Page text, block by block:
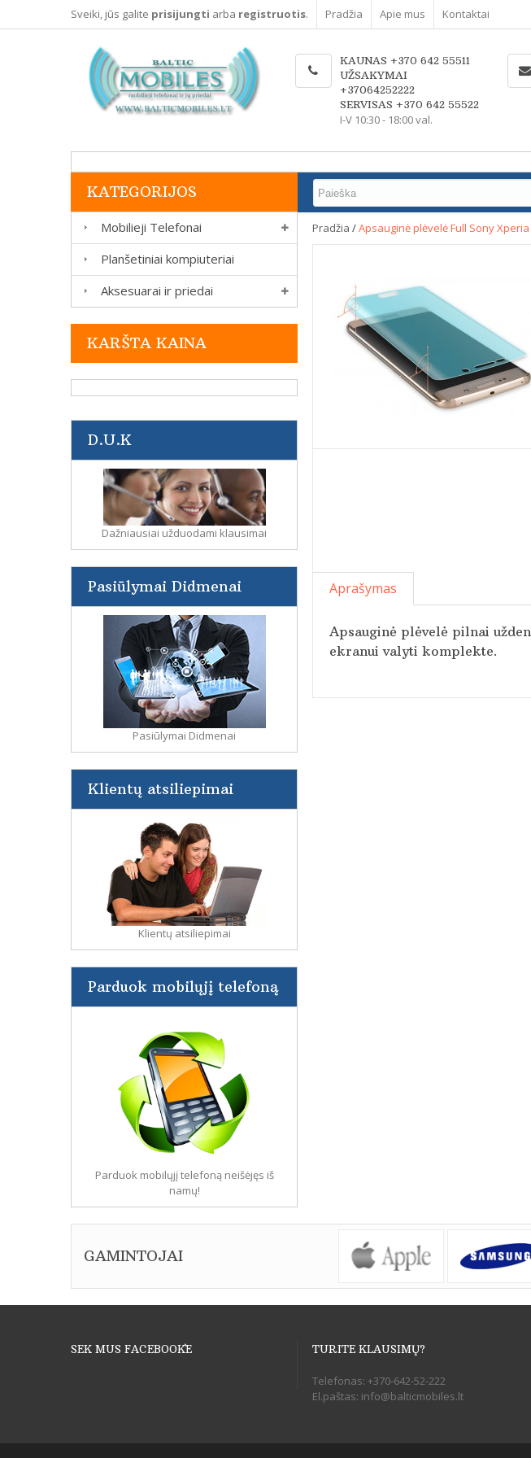
Sveiki, jūs galite prisijungti arba registruotis. Pradžia Apie mus Kontaktai
KAUNAS +370 642 55511
UŽSAKYMAI
+37064252222
SERVISAS +370 642 55522
I-V 10:30 - 18:00 val.
KATEGORIJOS
Mobilieji Telefonai
Planšetiniai kompiuteriai
Aksesuarai ir priedai
KARŠTA KAINA
D.U.K
Dažniausiai užduodami klausimai
Pasiūlymai Didmenai
Pasiūlymai Didmenai
Klientų atsiliepimai
Klientų atsiliepimai
Parduok mobilųjį telefoną
Parduok mobilųjį telefoną neišėjęs iš
namų!
Pradžia /Apsauginė plėvelė Full Sony Xperia
Aprašymas
Apsauginė plėvelė pilnai
ekranui valyti komplekte.
GAMINTOJAI
SEK MUS FACEBOOK`E TURITE KLAUSIMŲ?
Telefonas: +370-642-52-222
El.paštas: info@balticmobiles.lt